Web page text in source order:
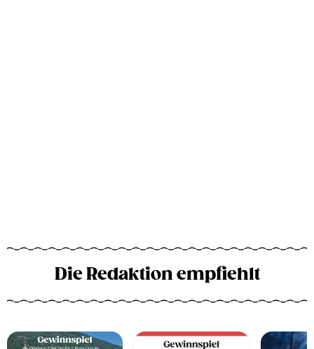
Die Redaktion empfiehlt